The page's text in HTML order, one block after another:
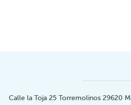
Calle la Toja 25 Torremolinos 29620